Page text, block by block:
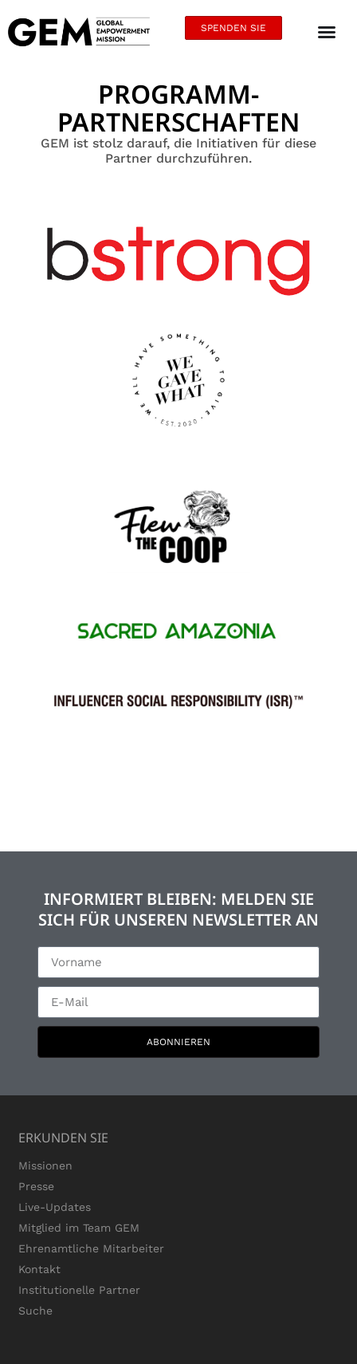
SPENDEN SIE
PROGRAMM-
PARTNERSCHAFTEN
GEM ist stolz darauf, die Initiativen für diese
Partner durchzuführen.
INFORMIERT BLEIBEN: MELDEN SIE
SICH FÜR UNSEREN NEWSLETTER AN
ABONNIEREN
ERKUNDEN SIE
Missionen
Presse
Live-Updates
Mitglied im Team GEM
Ehrenamtliche Mitarbeiter
Kontakt
Institutionelle Partner
Suche